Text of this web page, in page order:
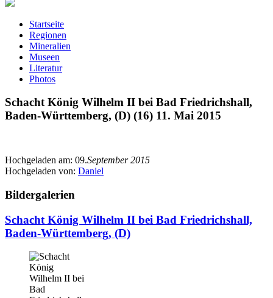
Startseite
Regionen
Mineralien
Museen
Literatur
Photos
Schacht König Wilhelm II bei Bad Friedrichshall,
Baden-Württemberg, (D) (16) 11. Mai 2015
Hochgeladen am: 09.September 2015
Hochgeladen von: Daniel
Bildergalerien
Schacht König Wilhelm II bei Bad Friedrichshall,
Baden-Württemberg, (D)